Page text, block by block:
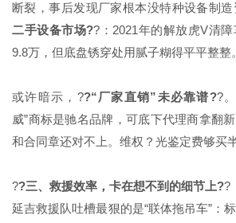
断裂，事后发现厂家根本没特种设备制
二手设备市场??：2021年的解放虎V清
9.8万，但底盘锈穿处用腻子糊得平平整整。
或许暗示，??“厂家直销”未必靠谱??
威”商标是驰名品牌，可底下代理商拿翻
和合同章还对不上。维权？光鉴定费够买
??三、救援效率，卡在想不到的细节上??
延吉救援队吐槽最狠的是“联体拖吊车”：